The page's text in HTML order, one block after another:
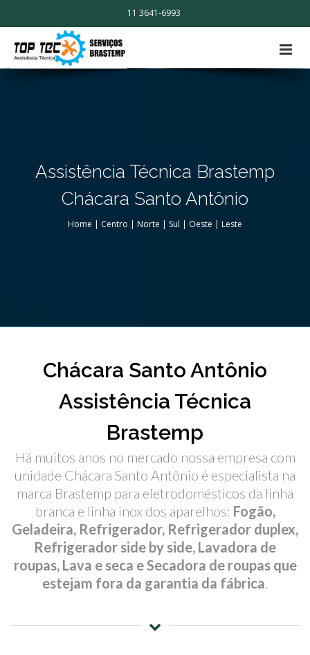
11 3641-6993
Assistência Técnica Brastemp
Chácara Santo Antônio
Home | Centro | Norte | Sul | Oeste | Leste
Chácara Santo Antônio
Assistência Técnica
Brastemp
Há muitos anos no mercado nossa empresa com
unidade Chácara Santo Antônio é especialista na
marca Brastemp para eletrodomésticos da linha
branca e linha inox dos aparelhos: Fogão,
Geladeira, Refrigerador, Refrigerador duplex,
Refrigerador side by side, Lavadora de
roupas, Lava e seca e Secadora de roupas que
estejam fora da garantia da fábrica.